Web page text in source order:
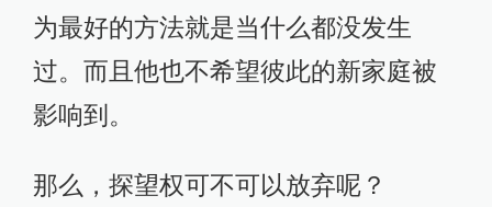
为最好的方法就是当什么都没发生
过。而且他也不希望彼此的新家庭被
影响到。
那么，探望权可不可以放弃呢？